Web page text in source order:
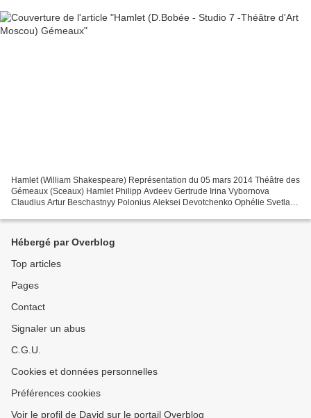
Hamlet (William Shakespeare) Représentation du 05 mars 2014 Théâtre des
Gémeaux (Sceaux) Hamlet Philipp Avdeev Gertrude Irina Vybornova
Claudius Artur Beschastnyy Polonius Aleksei Devotchenko Ophélie Svetlana
Hébergé par Overblog
Top articles
Pages
Contact
Signaler un abus
C.G.U.
Cookies et données personnelles
Préférences cookies
Voir le profil de David sur le portail Overblog